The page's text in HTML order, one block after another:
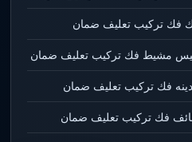
فك تركيب تعليف ضمان
مشيط فك تركيب تعليف ضمان
فك تركيب تعليف ضمان
فك تركيب تعليف ضمان